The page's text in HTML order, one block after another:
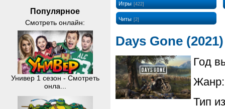
Популярное
Смотреть онлайн:
Универ 1 сезон - Смотреть
онла...
Игры [422]
Читы [2]
Days Gone
Год
Жанр:
Тип